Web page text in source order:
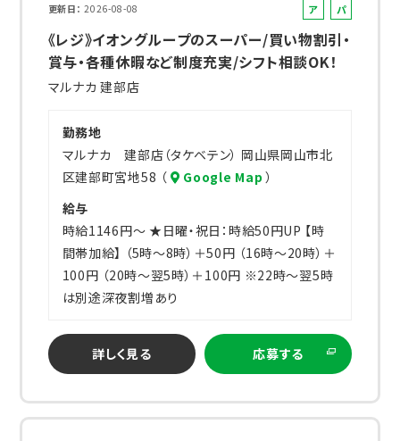
更新日 2026-08-08
ア
バ
イ
パ
ト
《レジ》イオングループのスーパー/買い物割引・
賞与・各種休暇など制度充実/シフト相談OK！
マルナカ 建部店
勤務地
マルナカ 建部店（タケベテン） 岡山県岡山市北
区建部町宮地58 （
Google Map ）
給与
時給1146円～ ★日曜・祝日：時給50円UP 【時
間帯加給】 （5時～8時）＋50円 （16時～20時）＋
100円 （20時～翌5時）＋100円 ※22時～翌5時
は別途深夜割増あり
詳しく見る 応募する